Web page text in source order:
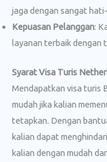
jaga dengan sangat
Kepuasan Pelanggan:
layanan terbaik dengan
Syarat Visa Turis
Mendapatkan visa turis
mudah jika kalian
tetapkan. Dengan
kalian dapat
kalian dengan mudah